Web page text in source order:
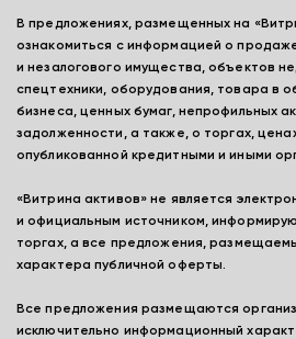
В предложениях, размещенных на
ознакомиться с информацией о
и незалогового имущества, объектов
спецтехники, оборудования, товара в
бизнеса, ценных бумаг, непрофильных
задолженности, а также, о торгах,
опубликованной кредитными и иными
«Витрина активов» не является
и официальным источником,
торгах, а все предложения,
характера публичной оферты.
Все предложения размещаются
исключительно информационный